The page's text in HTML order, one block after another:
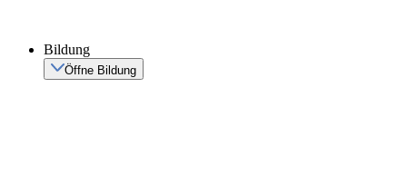
Bildung
Öffne Bildung